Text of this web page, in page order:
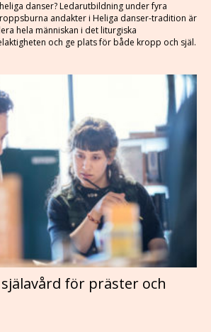
danser? Ledarutbildning under fyra
andakter i Heliga danser-tradition är
hela människan i det liturgiska
och ge plats för både kropp och själ.
för präster och